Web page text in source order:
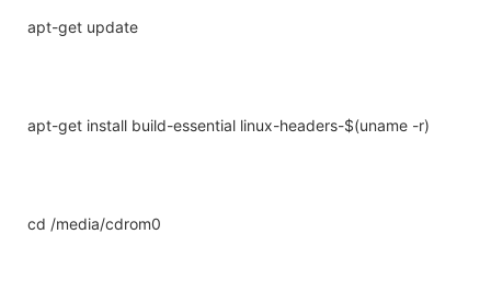
apt-get update
apt-get install build-essential linux-headers-$(uname -r)
cd /media/cdrom0